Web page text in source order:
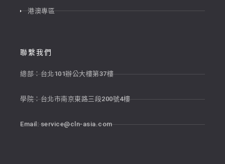
港澳專區
聯繫我們
總部：台北101辦公大樓第37樓
學院：台北市南京東路三段200號4樓
Email:service@cln-asia.com